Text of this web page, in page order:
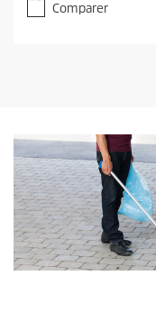
r
e
.
Comparer